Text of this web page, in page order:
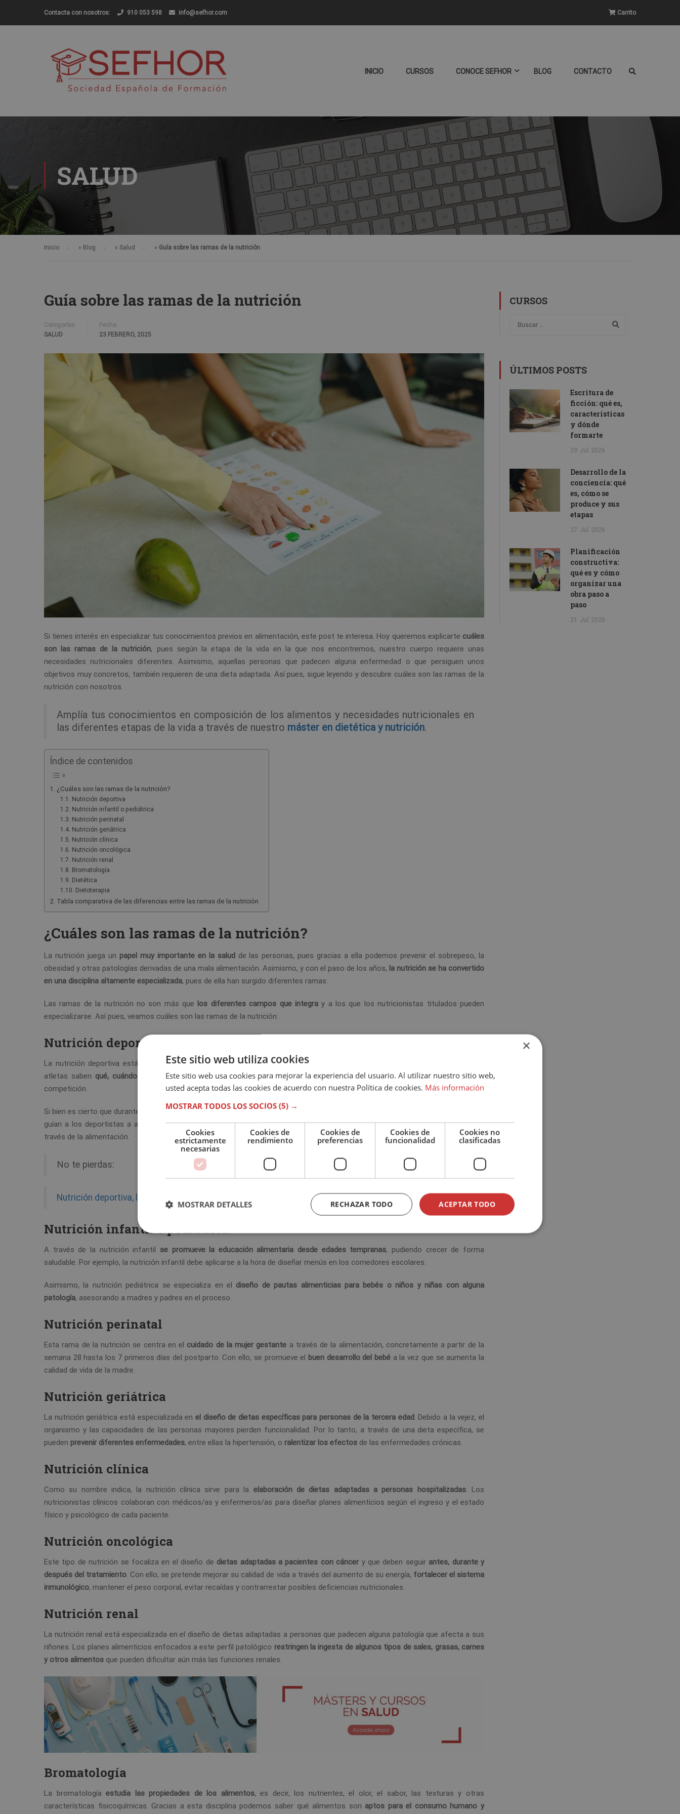
Contacta con nosotros: 910 053 598 info@sefhor.com Carrito
INICIO CURSOS CONOCE SEFHOR BLOG CONTACTO
SALUD
Inicio » Blog » Salud » Guía sobre las ramas de la nutrición
Guía sobre las ramas de la nutrición
Categorías
SALUD
Fecha
23 FEBRERO, 2025
Si tienes interés en especializar tus conocimientos previos en alimentación, este post te interesa. Hoy queremos explicarte cuáles
son las ramas de la nutrición, pues según la etapa de la vida en la que nos encontremos, nuestro cuerpo requiere unas
necesidades nutricionales diferentes. Asimismo, aquellas personas que padecen alguna enfermedad o que persiguen unos
objetivos muy concretos, también requieren de una dieta adaptada. Así pues, sigue leyendo y descubre cuáles son las ramas de la
nutrición con nosotros.
Amplía tus conocimientos en composición de los alimentos y necesidades nutricionales en
las diferentes etapas de la vida a través de nuestro máster en dietética y nutrición.
Índice de contenidos
¿Cuáles son las ramas de la nutrición?
Nutrición deportiva
Nutrición infantil o pediátrica
Nutrición perinatal
Nutrición geriátrica
Nutrición clínica
Nutrición oncológica
Nutrición renal
Bromatología
Dietética
Dietoterapia
Tabla comparativa de las diferencias entre las ramas de la nutrición
¿Cuáles son las ramas de la nutrición?
La nutrición juega un papel muy importante en la salud de las personas, pues gracias a ella podemos prevenir el sobrepeso, la
obesidad y otras patologías derivadas de una mala alimentación. Asimismo, y con el paso de los años, la nutrición se ha convertido
en una disciplina altamente especializada, pues de ella han surgido diferentes ramas.
Las ramas de la nutrición no son más que los diferentes campos que integray a los que los nutricionistas titulados pueden
especializarse. Así pues, veamos cuáles son las ramas de la nutrición:
Nutrición deportiva
La nutrición deportiva está especializada en laelaboración de dietas para personas deportistas
atletas saben qué, cuándo y por qué beber o ingerir ciertos alimentosantes, durante y/o después del entrenamiento o una
competición.
Si bien es cierto que durante el día a día se basan en elcriterio básico de una alimentación equilibrada
guían a los deportistas a afrontar la carga de los entrenamientos, a potenciar su rendimiento y/o a una rápida recuperación a
través de la alimentación.
No te pierdas:
Nutrición deportiva, la clave para lograr tus metas
Nutrición infantil o pediátrica
A través de la nutrición infantil se promueve la educación alimentaria desde edades tempranas, pudiendo crecer de forma
saludable. Por ejemplo, la nutrición infantil debe aplicarse a la hora de diseñar menús en los comedores escolares.
Asimismo, la nutrición pediátrica se especializa en el diseño de pautas alimenticias para bebés o niños y niñas con alguna
patología, asesorando a madres y padres en el proceso.
Nutrición perinatal
Esta rama de la nutrición se centra en el cuidado de la mujer gestante a través de la alimentación, concretamente a partir de la
semana 28 hasta los 7 primeros días del postparto. Con ello, se promueve el buen desarrollo del bebé a la vez que se aumenta la
calidad de vida de la madre.
Nutrición geriátrica
La nutrición geriátrica está especializada en el diseño de dietas específicas para personas de la tercera edad. Debido a la vejez, el
organismo y las capacidades de las personas mayores pierden funcionalidad. Por lo tanto, a través de una dieta específica, se
pueden prevenir diferentes enfermedades, entre ellas la hipertensión, o ralentizar los efectos de las enfermedades crónicas.
Nutrición clínica
Como su nombre indica, la nutrición clínica sirve para la elaboración de dietas adaptadas a personas hospitalizadas. Los
nutricionistas clínicos colaboran con médicos/as y enfermeros/as para diseñar planes alimenticios según el ingreso y el estado
físico y psicológico de cada paciente.
Nutrición oncológica
Este tipo de nutrición se focaliza en el diseño de dietas adaptadas a pacientes con cáncer y que deben seguir antes, durante y
después del tratamiento. Con ello, se pretende mejorar su calidad de vida a través del aumento de su energía, fortalecer el sistema
inmunológico, mantener el peso corporal, evitar recaídas y contrarrestar posibles deficiencias nutricionales.
Nutrición renal
La nutrición renal está especializada en el diseño de dietas adaptadas a personas que padecen alguna patología que afecta a sus
riñones. Los planes alimenticios enfocados a este perfil patológico restringen la ingesta de algunos tipos de sales, grasas, carnes
y otros alimentos que pueden dificultar aún más las funciones renales.
Bromatología
La bromatologíaestudia las propiedades de los alimentos, es decir, los nutrientes, el olor, el sabor, las texturas y otras
características fisicoquímicas. Gracias a esta disciplina podemos saber qué alimentos son aptos para el consumo humano y
CURSOS
ÚLTIMOS POSTS
Escritura de
ficción: qué es,
características
y dónde
formarte
29 Jul 2026
Desarrollo de la
conciencia: qué
es, cómo se
produce y sus
etapas
27 Jul 2026
Planificación
constructiva:
qué es y cómo
organizar una
obra paso a
paso
21 Jul 2026
×
Este sitio web utiliza cookies
Este sitio web usa cookies para mejorar la experiencia del usuario. Al utilizar nuestro sitio web,
usted acepta todas las cookies de acuerdo con nuestra Política de cookies. Más información
MOSTRAR TODOS LOS SOCIOS (5) →
Cookies
estrictamente
necesarias
Cookies de
rendimiento
Cookies de
preferencias
Cookies de
funcionalidad
Cookies no
clasificadas
ACEPTAR TODO
RECHAZAR TODO
MOSTRAR DETALLES